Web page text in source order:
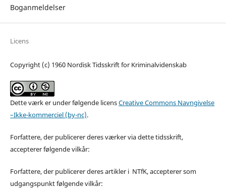
Boganmeldelser
Licens
Copyright (c) 1960 Nordisk Tidsskrift for Kriminalvidenskab
Dette værk er under følgende licensCreative Commons Navngivelse
–Ikke-kommerciel (by-nc).
Forfattere, der publicerer deres værker via dette tidsskrift,
accepterer følgende vilkår:
Forfattere, der publicerer deres artikler i NTfK, accepterer som
udgangspunkt følgende vilkår: